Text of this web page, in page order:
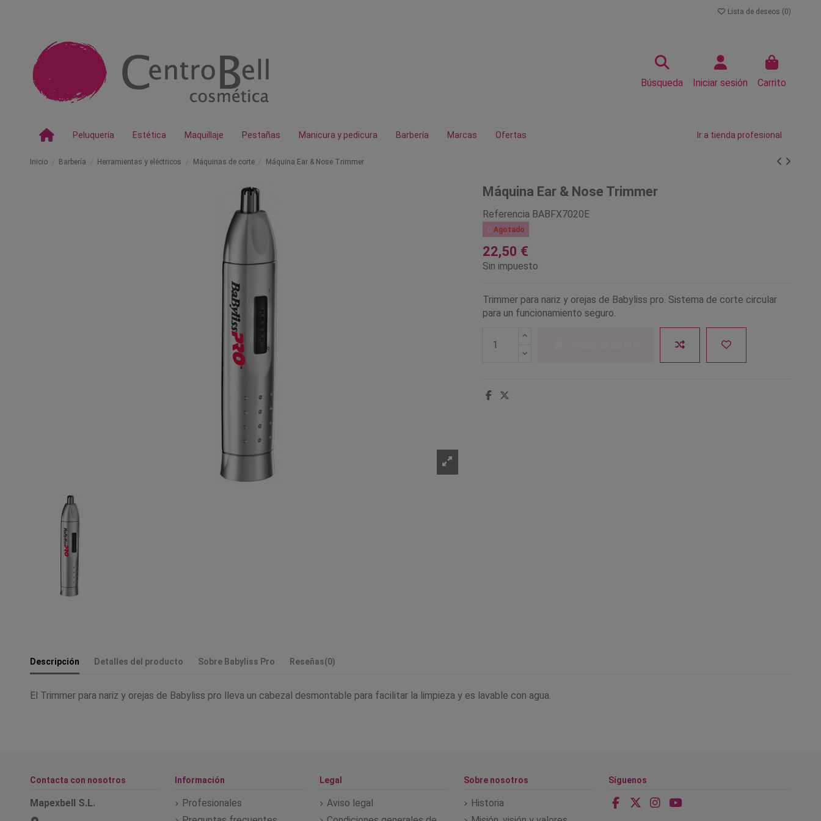
Lista de deseos (0)
Búsqueda Iniciar sesión Carrito
Peluquería Estética Maquillaje Pestañas Manicura y pedicura Barbería Marcas Ofertas Ir a tienda profesional
Inicio Barbería Herramientas y eléctricos Máquinas de corte Máquina Ear & Nose Trimmer
Máquina Ear & Nose Trimmer
Referencia BABFX7020E
Agotado
22,50 €
Sin impuesto
Trimmer para nariz y orejas de Babyliss pro. Sistema de corte circular
para un funcionamiento seguro.
Descripción Detalles del producto Sobre Babyliss Pro Reseñas(0)
El Trimmer para nariz y orejas de Babyliss pro lleva un cabezal desmontable para facilitar la limpieza y es lavable con agua.
Contacta con nosotros
Mapexbell S.L.
Información
Profesionales
Legal
Aviso legal
Sobre nosotros
Historia
Síguenos